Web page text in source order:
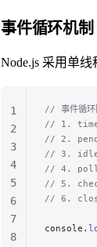
事件循环机制
Node.js 采用单
// 事件循环
// 1.
// 2.
// 3. idle,
// 4. poll
// 5.
// 6.
console.
1
2
3
4
5
6
7
8